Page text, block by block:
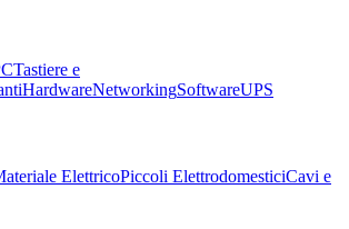
Tastiere e
HardwareNetworkingSoftwareUPS
ElettricoPiccoli ElettrodomesticiCavi e